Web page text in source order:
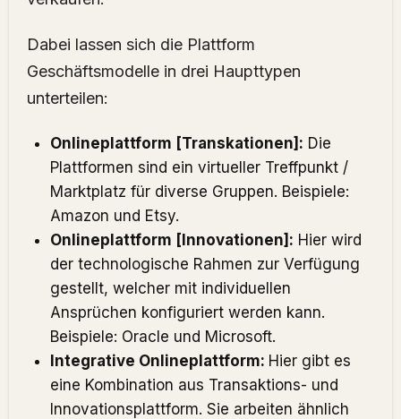
Dabei lassen sich die Plattform
Geschäftsmodelle in drei Haupttypen
unterteilen:
Onlineplattform [Transkationen]: Die
Plattformen sind ein virtueller Treffpunkt /
Marktplatz für diverse Gruppen. Beispiele:
Amazon und Etsy.
Onlineplattform [Innovationen]: Hier wird
der technologische Rahmen zur Verfügung
gestellt, welcher mit individuellen
Ansprüchen konfiguriert werden kann.
Beispiele: Oracle und Microsoft.
Integrative Onlineplattform: Hier gibt es
eine Kombination aus Transaktions- und
Innovationsplattform. Sie arbeiten ähnlich